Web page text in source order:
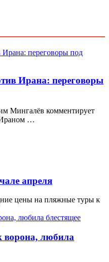
Ирана: переговоры
Мингалёв комментирует
Ираном …
апреля
цены на пляжные туры к
ворона, любила